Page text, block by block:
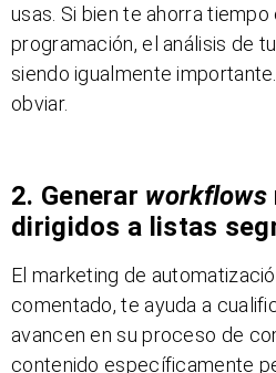
usas. Si bien te ahorra tiempo
programación, el análisis de
siendo igualmente
obviar.
2. Generar workflows
dirigidos a listas
El marketing de
comentado, te ayuda a
avancen en su proceso de
contenido específicamente